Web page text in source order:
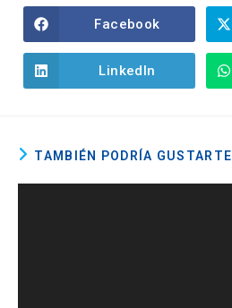
Facebook
LinkedIn
TAMBIÉN PODRÍA GUSTARTE